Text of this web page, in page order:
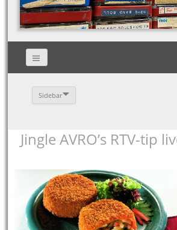
Sidebar
Jingle AVRO’s RTV-tip